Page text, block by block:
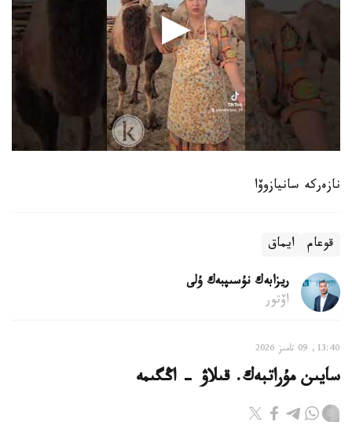
نازەركە سانيازوۆا
قوعام ايماق
ريزابەك نۇسىپبەك ۇلى
اۆتور
13:40, 09 تامىز 2026
سايىن مۇراتبەك. قىلاۋ - اڭگىمە